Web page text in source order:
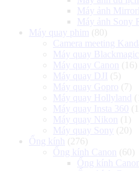
Máy ảnh
Máy ảnh Sony
Máy quay phim (80)
Camera meeting
Máy quay Blackmagic
Máy quay Canon
(16)
Máy quay DJI (5)
Máy quay Gopro (7)
Máy quay Hollyland
Máy quay Insta 360
Máy quay Nikon
(1)
Máy quay Sony (20)
Ống kính
(276)
Ống kính Canon
(60)
Ống kính